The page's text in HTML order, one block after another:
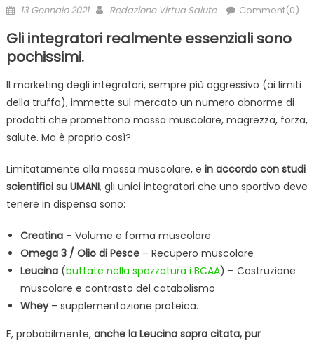
Posted
13 Gennaio 2021 Author
Redazione Virtua Salute Comment(0)
Gli integratori realmente essenziali sono
pochissimi.
Il marketing degli integratori, sempre più aggressivo (ai limiti
della truffa), immette sul mercato un numero abnorme di
prodotti che promettono massa muscolare, magrezza, forza,
salute. Ma è proprio così?
Limitatamente alla massa muscolare, e in accordo con studi
scientifici su UMANI, gli unici integratori che uno sportivo deve
tenere in dispensa sono:
Creatina– Volume e forma muscolare
Omega 3 / Olio di Pesce– Recupero muscolare
Leucina(buttate nella spazzatura i BCAA) – Costruzione
muscolare e contrasto del catabolismo
Whey– supplementazione proteica.
E, probabilmente, anche la Leucina sopra citata, pur